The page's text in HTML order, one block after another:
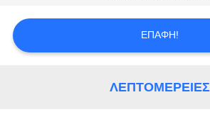
ΖΗΤΉΣΤΕ
ΕΠΑΦΉ!
ΛΕΠΤΟΜΈΡΕΙΕΣ